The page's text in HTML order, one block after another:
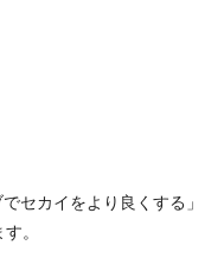
セカイをより良くする」
。